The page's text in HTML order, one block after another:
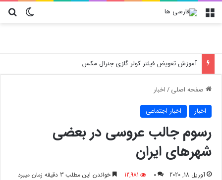
تغییر منو
آموزش تعویض فیلتر کولر گازی جنرال مکس
صفحه اصلی/اخبار
اخبار اخبار اجتماعی
رسوم جالب عروسی در بعضی
شهرهای ایران
آوریل 18, 2020 0
12,981 خواندن این مطلب 3 دقیقه زمان میبرد